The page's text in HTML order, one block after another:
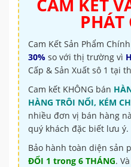
CAM KẾT
PHÁT
Cam Kết Sản Phẩm
30% so với thị trường vì
Cấp & Sản Xuất sô 1 tại
Cam kết KHÔNG bán
HÀNG TRÔI NỔI, KÉM
nhiều đơn vị bán hàng
quý khách đặc biết lưu ý.
Bảo hành toàn diện sản
ĐỔI 1 trong 6 THÁNG.